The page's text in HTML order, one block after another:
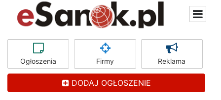
Ogłoszenia Firmy Reklama
DODAJ OGŁOSZENIE